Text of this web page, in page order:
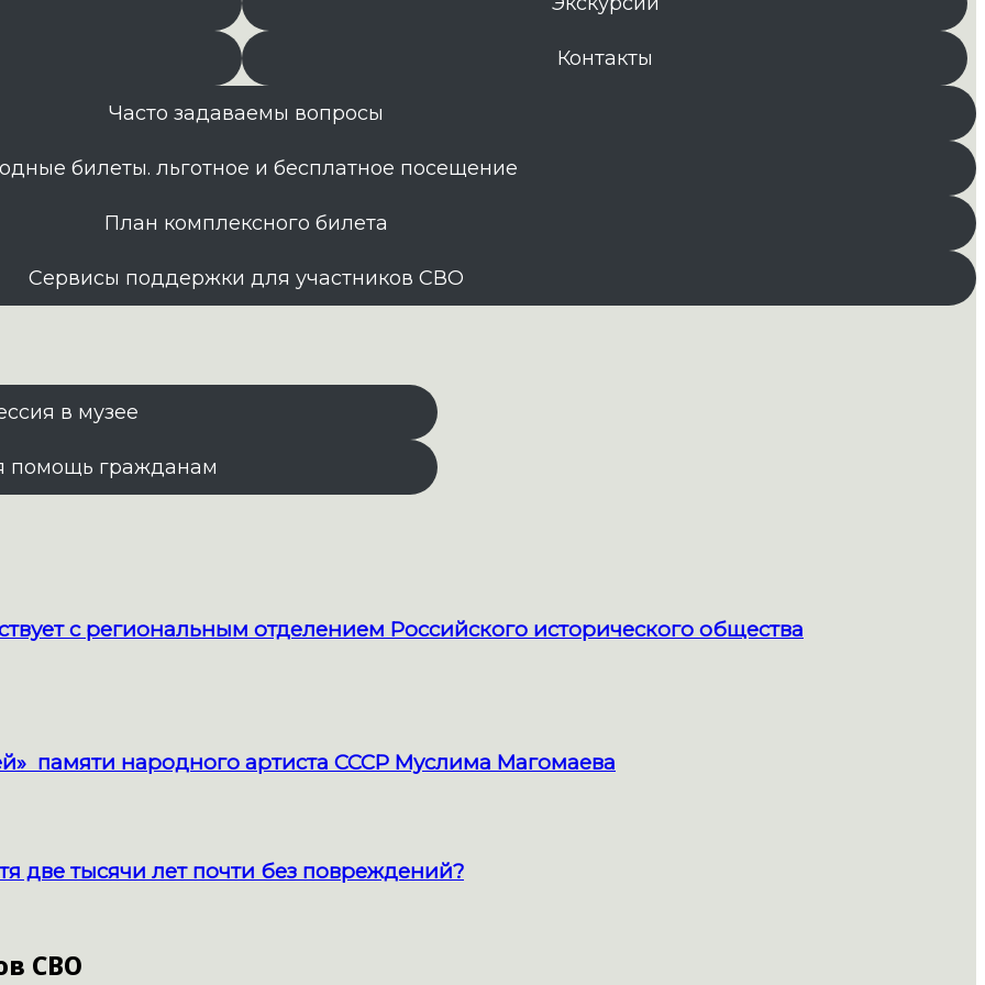
Контакты
Часто задаваемы вопросы
билеты. льготное и бесплатное посещение
План комплексного билета
Сервисы поддержки для участников СВО
в музее
помощь гражданам
с региональным отделением Российского исторического общества
памяти народного артиста СССР Муслима Магомаева
две тысячи лет почти без повреждений?
СВО